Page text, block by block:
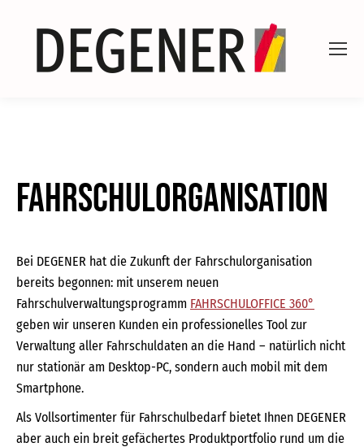
Fahrschulorganisation
Bei DEGENER hat die Zukunft der Fahrschulorganisation
bereits begonnen: mit unserem neuen
Fahrschulverwaltungsprogramm FAHRSCHULOFFICE 360°
geben wir unseren Kunden ein professionelles Tool zur
Verwaltung aller Fahrschuldaten an die Hand – natürlich nicht
nur stationär am Desktop-PC, sondern auch mobil mit dem
Smartphone.
Als Vollsortimenter für Fahrschulbedarf bietet Ihnen DEGENER
aber auch ein breit gefächertes Produktportfolio rund um die